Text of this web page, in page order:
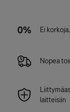
Ei
Nopea
laitteisiin